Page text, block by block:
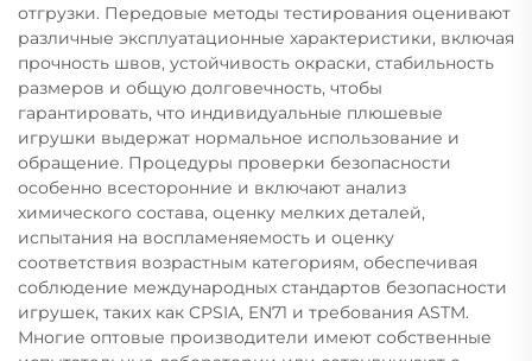
отгрузки. Передовые методы тестирования оценивают
различные эксплуатационные характеристики, включая
прочность швов, устойчивость окраски, стабильность
размеров и общую долговечность, чтобы
гарантировать, что индивидуальные плюшевые
игрушки выдержат нормальное использование и
обращение. Процедуры проверки безопасности
особенно всесторонние и включают анализ
химического состава, оценку мелких деталей,
испытания на воспламеняемость и оценку
соответствия возрастным категориям, обеспечивая
соблюдение международных стандартов безопасности
игрушек, таких как CPSIA, EN71 и требования ASTM.
Многие оптовые производители имеют собственные